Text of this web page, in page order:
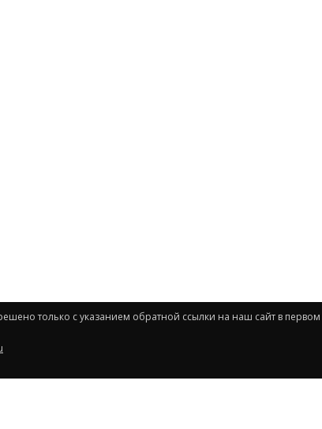
только с указанием обратной ссылки на наш сайт в первом